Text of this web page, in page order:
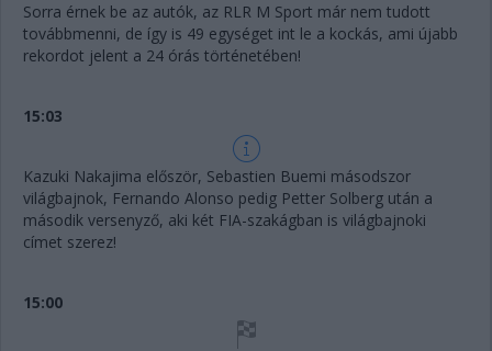
Sorra érnek be az autók, az RLR M Sport már nem tudott
továbbmenni, de így is 49 egységet int le a kockás, ami újabb
rekordot jelent a 24 órás történetében!
15:03
Kazuki Nakajima először, Sebastien Buemi másodszor
világbajnok, Fernando Alonso pedig Petter Solberg után a
második versenyző, aki két FIA-szakágban is világbajnoki
címet szerez!
15:00